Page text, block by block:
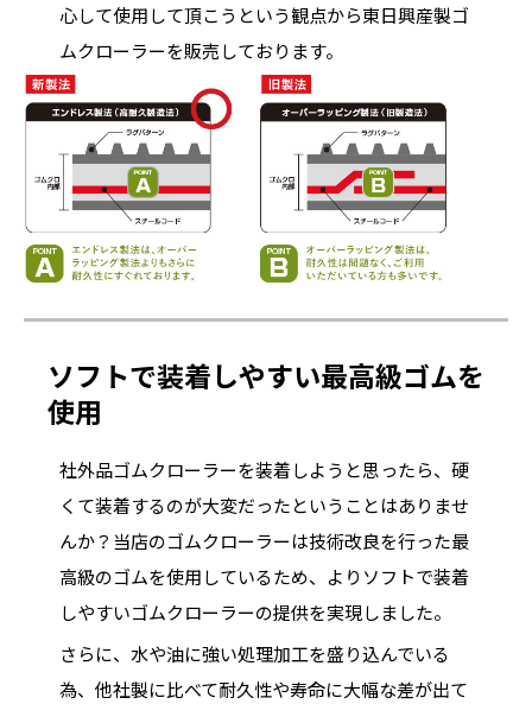
心して使用して頂こうという観点から東日興産製ゴ
ムクローラーを販売しております。
ソフトで装着しやすい最高級ゴムを
使用
社外品ゴムクローラーを装着しようと思ったら、硬
くて装着するのが大変だったということはありませ
んか？当店のゴムクローラーは技術改良を行った最
高級のゴムを使用しているため、よりソフトで装着
しやすいゴムクローラーの提供を実現しました。
さらに、水や油に強い処理加工を盛り込んでいる
為、他社製に比べて耐久性や寿命に大幅な差が出て